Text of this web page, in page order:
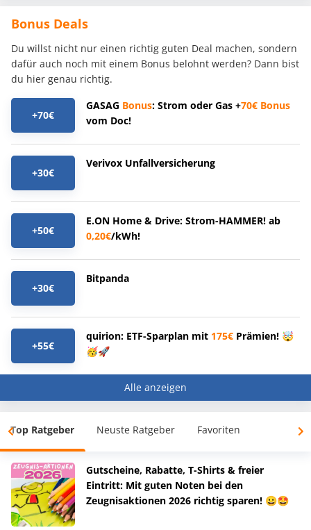
Bonus Deals
Du willst nicht nur einen richtig guten Deal machen, sondern
dafür auch noch mit einem Bonus belohnt werden? Dann bist
du hier genau richtig.
+70€
GASAG Bonus: Strom oder Gas +70€ Bonus
vom Doc!
+30€
Verivox Unfallversicherung
+50€
E.ON Home & Drive: Strom-HAMMER! ab
0,20€/kWh!
+30€
Bitpanda
+55€
quirion: ETF-Sparplan mit 175€ Prämien! 🤯
🥳🚀
Alle anzeigen
Top Ratgeber Neuste Ratgeber Favoriten
Gutscheine, Rabatte, T-Shirts & freier
Eintritt: Mit guten Noten bei den
Zeugnisaktionen 2026 richtig sparen! 😀🤩